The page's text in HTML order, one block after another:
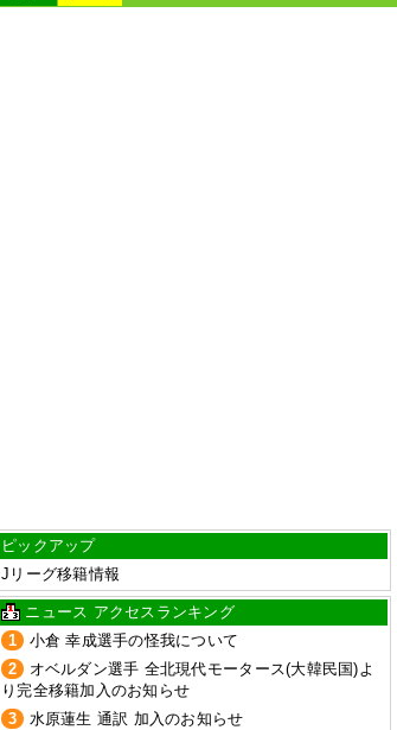
ピックアップ
Jリーグ移籍情報
ニュース アクセスランキング
1
小倉 幸成選手の怪我について
2
オベルダン選手 全北現代モータース(大韓民国)よ
り完全移籍加入のお知らせ
3
水原蓮生 通訳 加入のお知らせ